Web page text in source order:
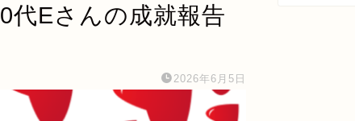
代Eさんの成就報告
2026年6月5日